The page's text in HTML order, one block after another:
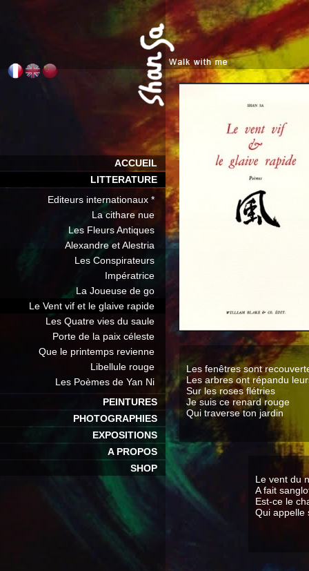
ACCUEIL
LITTERATURE
Editeurs internationaux *
La cithare nue
Les Fleurs Antiques
Alexandre et Alestria
Les Conspirateurs
Impératrice
La Joueuse de go
Le Vent vif et le glaive rapide
Les Quatre vies du saule
Porte de la paix céleste
Que le printemps revienne
Libellule rouge
Les Poèmes de Yan Ni
PEINTURES
PHOTOGRAPHIES
EXPOSITIONS
A PROPOS
SHOP
Les fenêtres sont
Les arbres ont répandu
Sur les roses flétries
Je suis ce renard rouge
Qui traverse ton jardin
Le vent du
A fait
Est-ce le
Qui appelle